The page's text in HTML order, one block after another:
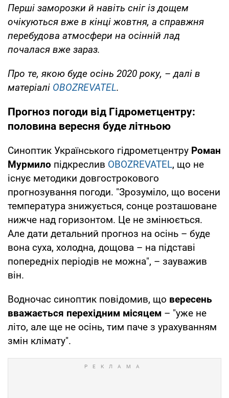
Перші заморозки й навіть сніг із дощем
очікуються вже в кінці жовтня, а справжня
перебудова атмосфери на осінній лад
почалася вже зараз.
Про те, якою буде осінь 2020 року, – далі в
матеріалі OBOZREVATEL.
Прогноз погоди від Гідрометцентру:
половина вересня буде літньою
Синоптик Українського гідрометцентру Роман
Мурмило підкреслив OBOZREVATEL, що не
існує методики довгострокового
прогнозування погоди. "Зрозуміло, що восени
температура знижується, сонце розташоване
нижче над горизонтом. Це не змінюється.
Але дати детальний прогноз на осінь – буде
вона суха, холодна, дощова – на підставі
попередніх періодів не можна", – зауважив
він.
Водночас синоптик повідомив, що вересень
вважається перехідним місяцем – "уже не
літо, але ще не осінь, тим паче з урахуванням
змін клімату".